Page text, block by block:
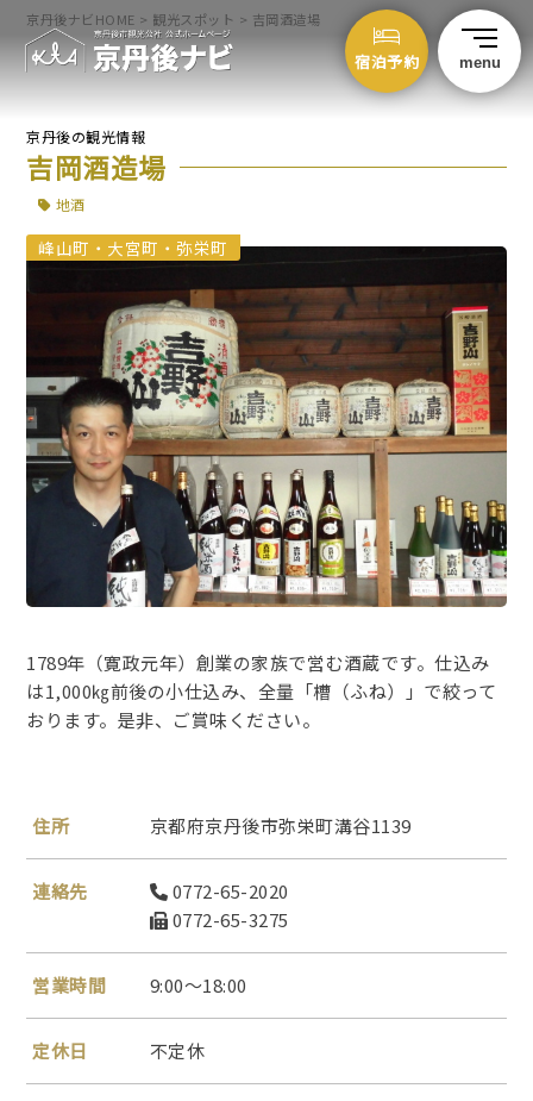
宿泊予約 menu
京丹後ナビHOME > 観光スポット > 吉岡酒造場
京丹後の観光情報
吉岡酒造場
地酒
峰山町・大宮町・弥栄町
1789年（寛政元年）創業の家族で営む酒蔵です。仕込み
は1,000㎏前後の小仕込み、全量「槽（ふね）」で絞って
おります。是非、ご賞味ください。
住所 京都府京丹後市弥栄町溝谷1139
連絡先
0772-65-2020
0772-65-3275
営業時間 9:00～18:00
定休日 不定休